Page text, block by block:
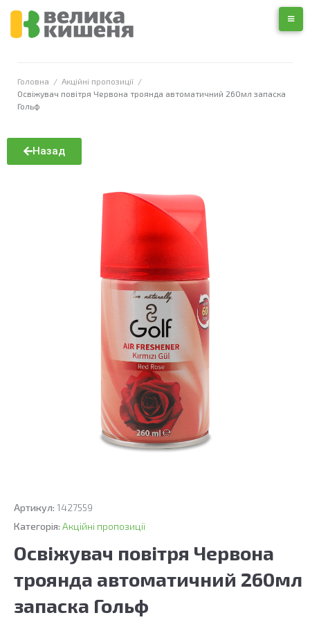
Головна / Акційні пропозиції /
Освіжувач повітря Червона троянда автоматичний 260мл запаска
Гольф
Назад
Артикул: 1427559
Категорія: Акційні пропозиції
Освіжувач повітря Червона
троянда автоматичний 260мл
запаска Гольф